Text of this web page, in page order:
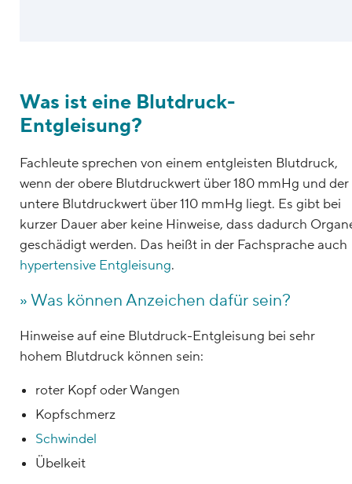
Was ist eine Blutdruck-
Entgleisung?
Fachleute sprechen von einem entgleisten Blutdruck,
wenn der obere Blutdruckwert über 180 mmHg und der
untere Blutdruckwert über 110 mmHg liegt. Es gibt bei
kurzer Dauer aber keine Hinweise, dass dadurch
geschädigt werden. Das heißt in der Fachsprache auch
hypertensive Entgleisung.
» Was können Anzeichen dafür sein?
Hinweise auf eine Blutdruck-Entgleisung bei sehr
hohem Blutdruck können sein:
roter Kopf oder Wangen
Kopfschmerz
Schwindel
Übelkeit